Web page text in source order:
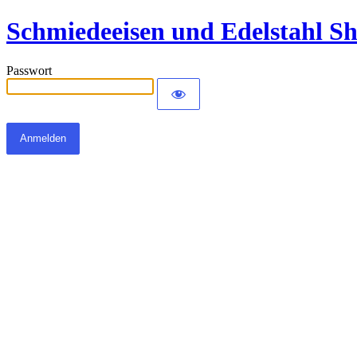
Schmiedeeisen und Edelstahl
Passwort